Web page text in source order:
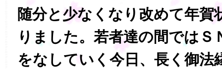
随分と少なくなり改めて年賀
りました。若者達の間ではＳ
をなしていく今日、長く御法